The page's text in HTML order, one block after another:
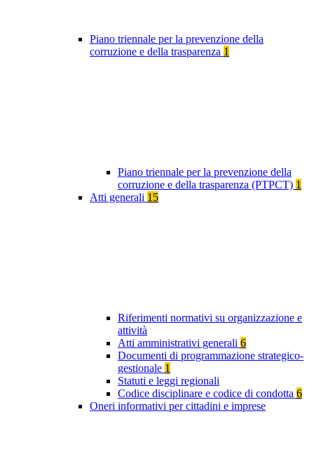
Piano triennale per la prevenzione della
corruzione e della trasparenza 1
Piano triennale per la prevenzione della
corruzione e della trasparenza (PTPCT) 1
Atti generali 15
Riferimenti normativi su organizzazione e
attività
Atti amministrativi generali 6
Documenti di programmazione strategico-
gestionale 1
Statuti e leggi regionali
Codice disciplinare e codice di condotta 6
Oneri informativi per cittadini e imprese